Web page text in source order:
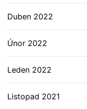
Duben 2022
Únor 2022
Leden 2022
Listopad 2021